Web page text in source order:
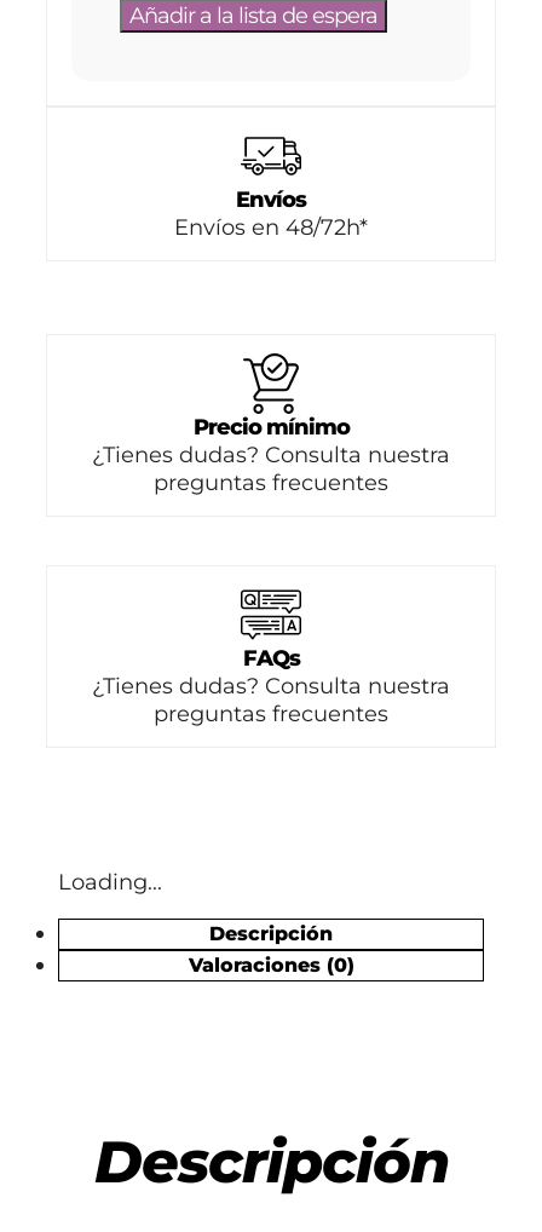
Envíos
Envíos en 48/72h*
Precio mínimo
¿Tienes dudas? Consulta nuestra
preguntas frecuentes
FAQs
¿Tienes dudas? Consulta nuestra
preguntas frecuentes
Loading...
Descripción
Valoraciones (0)
Descripción